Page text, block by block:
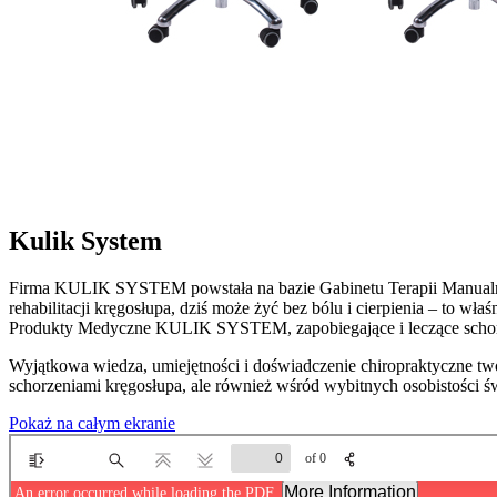
Kulik System
Firma KULIK SYSTEM powstała na bazie Gabinetu Terapii
rehabilitacji kręgosłupa, dziś może żyć bez bólu i cierpienia – to
Produkty Medyczne KULIK SYSTEM, zapobiegające i leczące
Wyjątkowa wiedza, umiejętności i doświadczenie chiropraktyczne
schorzeniami kręgosłupa, ale również wśród wybitnych osobistości
Pokaż na całym ekranie